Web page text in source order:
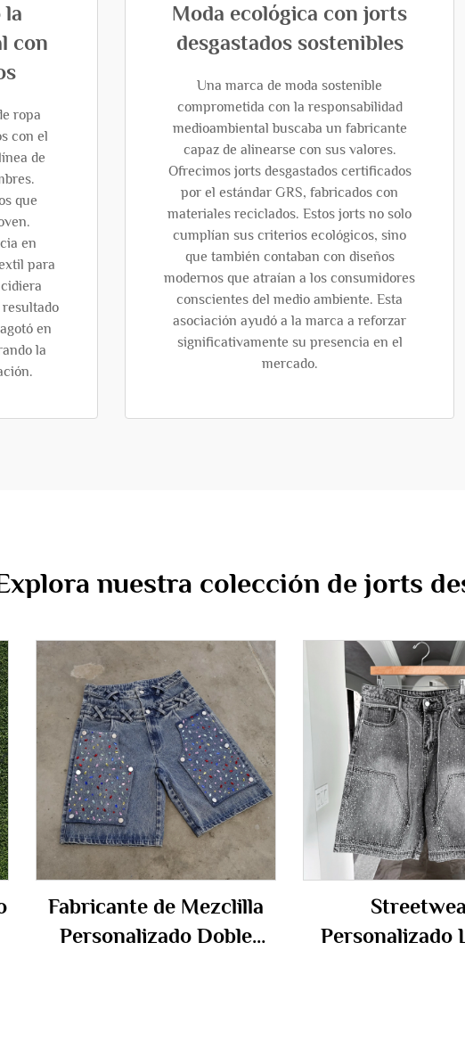
la
con
ropa
con el
de
que
en
para
en
la
Moda ecológica con jorts
desgastados sostenibles
Una marca de moda sostenible
comprometida con la responsabilidad
medioambiental buscaba un fabricante
capaz de alinearse con sus valores.
Ofrecimos jorts desgastados certificados
por el estándar GRS, fabricados con
materiales reciclados. Estos jorts no solo
cumplían sus criterios ecológicos, sino
que también contaban con diseños
modernos que atraían a los consumidores
conscientes del medio ambiente. Esta
asociación ayudó a la marca a reforzar
significativamente su presencia en el
mercado.
nuestra colección de jorts
Fabricante de Mezclilla
Personalizado Doble
Personalizado